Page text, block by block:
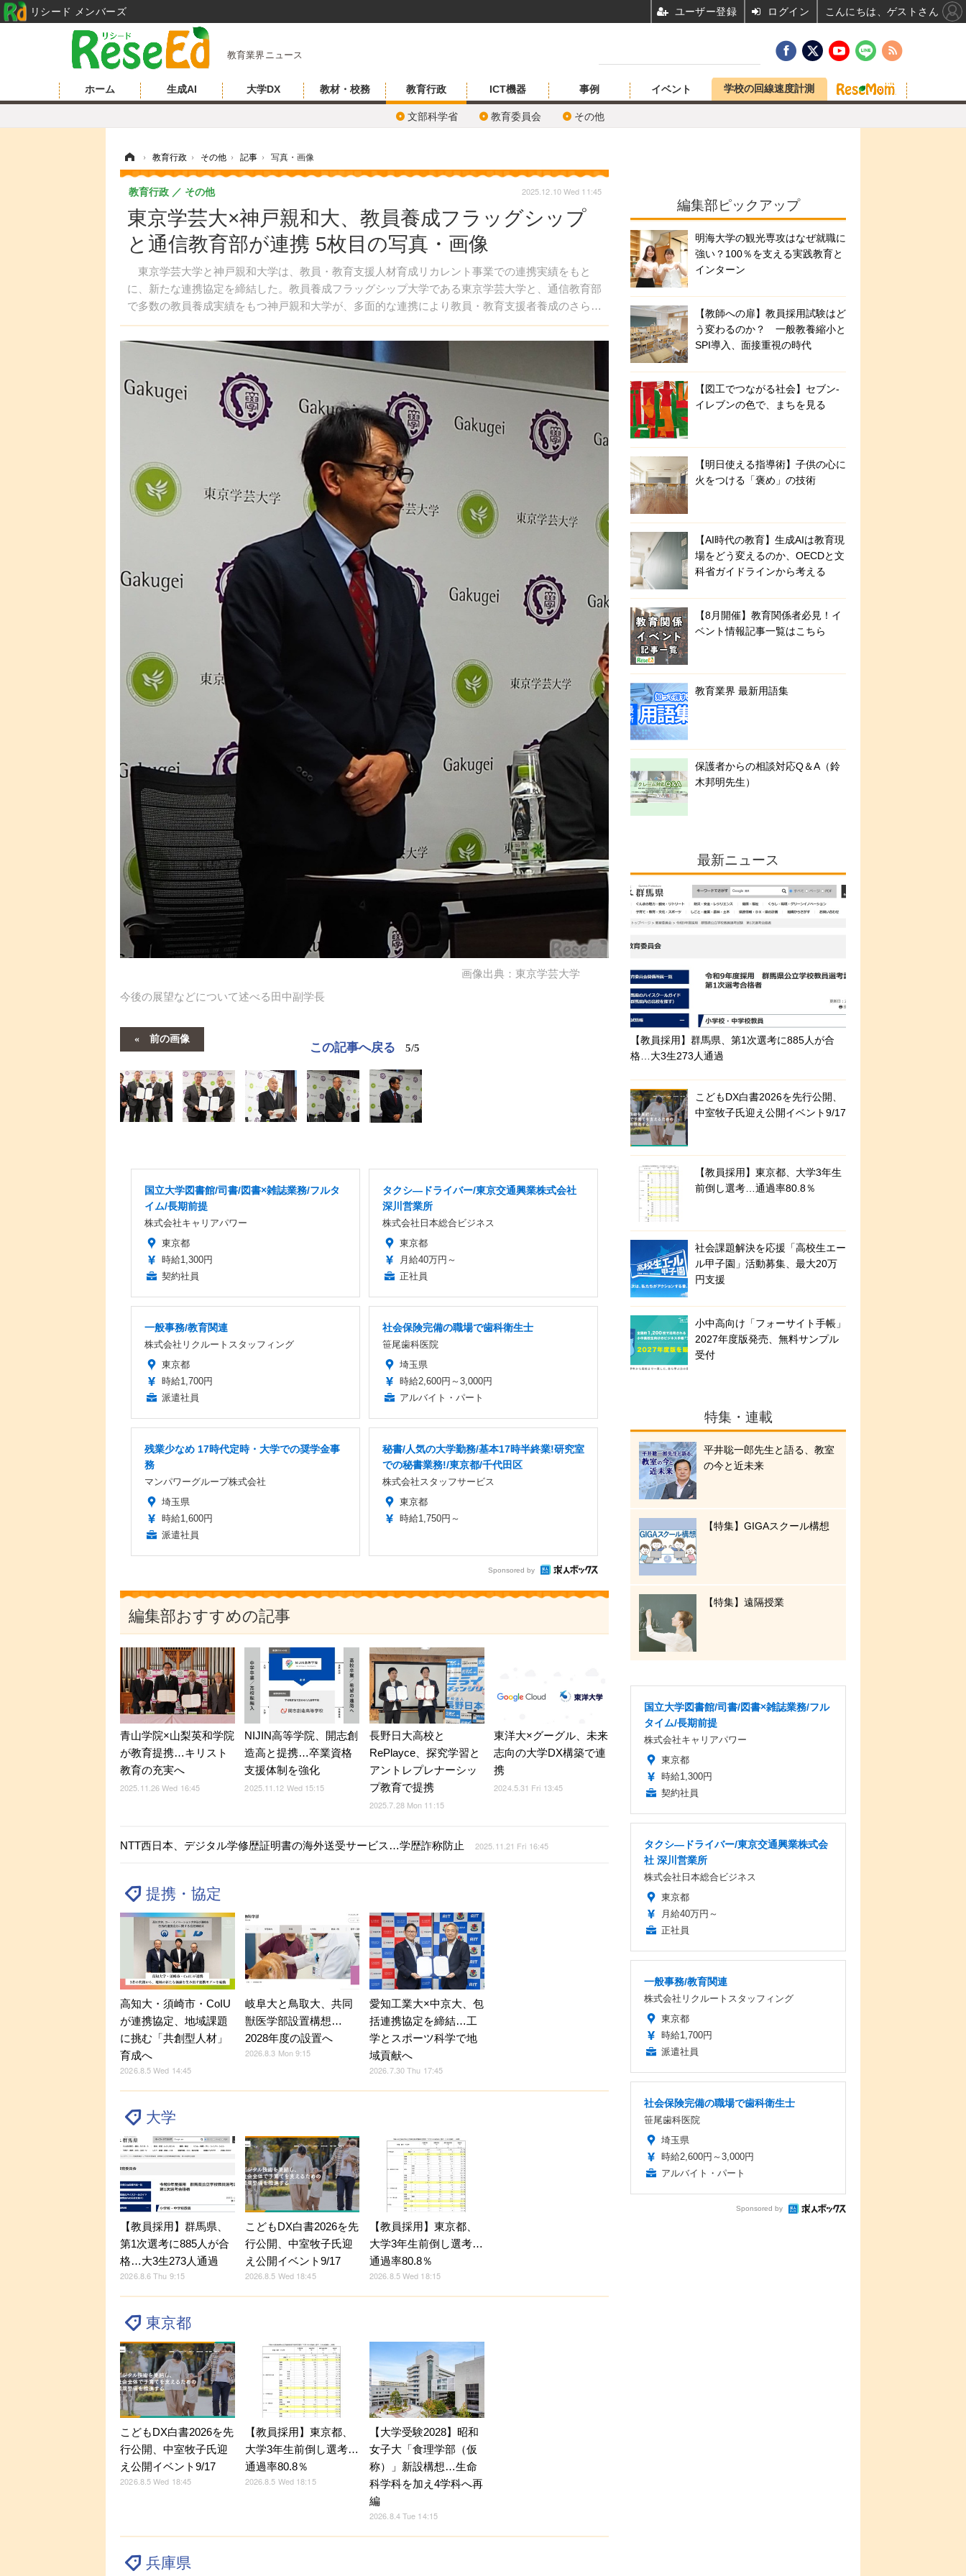
教育業界ニュース
ホーム 生成AI 大学DX 教材・校務 教育行政
文部科学省 教育委員会 その他
ICT機器 事例 イベント 学校の回線速度計測
› 教育行政 › その他 › 記事 › 写真・画像
東京学芸大×神戸親和大、教員養成フラッグシップ
と通信教育部が連携 5枚目の写真・画像
東京学芸大学と神戸親和大学は、教員・教育支援人材育成リカレント事業での連携実績をもと
に、新たな連携協定を締結した。教員養成フラッグシップ大学である東京学芸大学と、通信教育部
で多数の教員養成実績をもつ神戸親和大学が、多面的な連携により教員・教育支援者養成のさらな
る充実と発展を目指す。
教育行政 その他 2025.12.10 Wed 11:45
画像出典：東京学芸大学
今後の展望などについて述べる田中副学長
前の画像
この記事へ戻る 5/5
国立大学図書館/司書/図書×雑誌業務/フルタ
イム/長期前提
株式会社キャリアパワー
東京都
時給1,300円
契約社員
タクシ―ドライバー/東京交通興業株式会社
深川営業所
株式会社日本総合ビジネス
東京都
月給40万円～
正社員
一般事務/教育関連
株式会社リクルートスタッフィング
東京都
時給1,700円
派遣社員
社会保険完備の職場で歯科衛生士
笹尾歯科医院
埼玉県
時給2,600円～3,000円
アルバイト・パート
残業少なめ 17時代定時・大学での奨学金事
務
マンパワーグループ株式会社
埼玉県
時給1,600円
派遣社員
秘書/人気の大学勤務/基本17時半終業!研究室
での秘書業務!/東京都/千代田区
株式会社スタッフサービス
東京都
時給1,750円～
Sponsored by
編集部おすすめの記事
青山学院×山梨英和学院
が教育提携…キリスト
教育の充実へ
2025.11.26 Wed 16:45
NIJIN高等学院、開志創
造高と提携…卒業資格
支援体制を強化
2025.11.12 Wed 15:15
長野日大高校と
RePlayce、探究学習と
アントレプレナーシッ
プ教育で提携
2025.7.28 Mon 11:15
東洋大×グーグル、未来
志向の大学DX構築で連
携
2024.5.31 Fri 13:45
NTT西日本、デジタル学修歴証明書の海外送受サービス…学歴詐称防止 2025.11.21 Fri 16:45
提携・協定
高知大・須崎市・CoIU
が連携協定、地域課題
に挑む「共創型人材」
育成へ
2026.8.5 Wed 14:45
岐阜大と鳥取大、共同
獣医学部設置構想…
2028年度の設置へ
2026.8.3 Mon 9:15
愛知工業大×中京大、包
括連携協定を締結…工
学とスポーツ科学で地
域貢献へ
2026.7.30 Thu 17:45
大学
【教員採用】群馬県、
第1次選考に885人が合
格…大3生273人通過
2026.8.6 Thu 9:15
こどもDX白書2026を先
行公開、中室牧子氏迎
え公開イベント9/17
2026.8.5 Wed 18:45
【教員採用】東京都、
大学3年生前倒し選考…
通過率80.8％
2026.8.5 Wed 18:15
東京都
こどもDX白書2026を先
行公開、中室牧子氏迎
え公開イベント9/17
2026.8.5 Wed 18:45
【教員採用】東京都、
大学3年生前倒し選考…
通過率80.8％
2026.8.5 Wed 18:15
【大学受験2028】昭和
女子大「食理学部（仮
称）」新設構想…生命
科学科を加え4学科へ再
編
2026.8.4 Tue 14:15
兵庫県
編集部ピックアップ
明海大学の観光専攻はなぜ就職に
強い？100％を支える実践教育と
インターン
【教師への扉】教員採用試験はど
う変わるのか？ 一般教養縮小と
SPI導入、面接重視の時代
【図工でつながる社会】セブン‐
イレブンの色で、まちを見る
【明日使える指導術】子供の心に
火をつける「褒め」の技術
【AI時代の教育】生成AIは教育現
場をどう変えるのか、OECDと文
科省ガイドラインから考える
【8月開催】教育関係者必見！イ
ベント情報記事一覧はこちら
教育業界 最新用語集
保護者からの相談対応Q＆A（鈴
木邦明先生）
最新ニュース
【教員採用】群馬県、第1次選考に885人が合
格…大3生273人通過
こどもDX白書2026を先行公開、
中室牧子氏迎え公開イベント9/17
【教員採用】東京都、大学3年生
前倒し選考…通過率80.8％
社会課題解決を応援「高校生エー
ル甲子園」活動募集、最大20万
円支援
小中高向け「フォーサイト手帳」
2027年度版発売、無料サンプル
受付
特集・連載
平井聡一郎先生と語る、教室
の今と近未来
【特集】GIGAスクール構想
【特集】遠隔授業
国立大学図書館/司書/図書×雑誌業務/フル
タイム/長期前提
株式会社キャリアパワー
東京都
時給1,300円
契約社員
タクシ―ドライバー/東京交通興業株式会
社 深川営業所
株式会社日本総合ビジネス
東京都
月給40万円～
正社員
一般事務/教育関連
株式会社リクルートスタッフィング
東京都
時給1,700円
派遣社員
社会保険完備の職場で歯科衛生士
笹尾歯科医院
埼玉県
時給2,600円～3,000円
アルバイト・パート
Sponsored by
リシード メンバーズ ユーザー登録 ログイン こんにちは、ゲストさん